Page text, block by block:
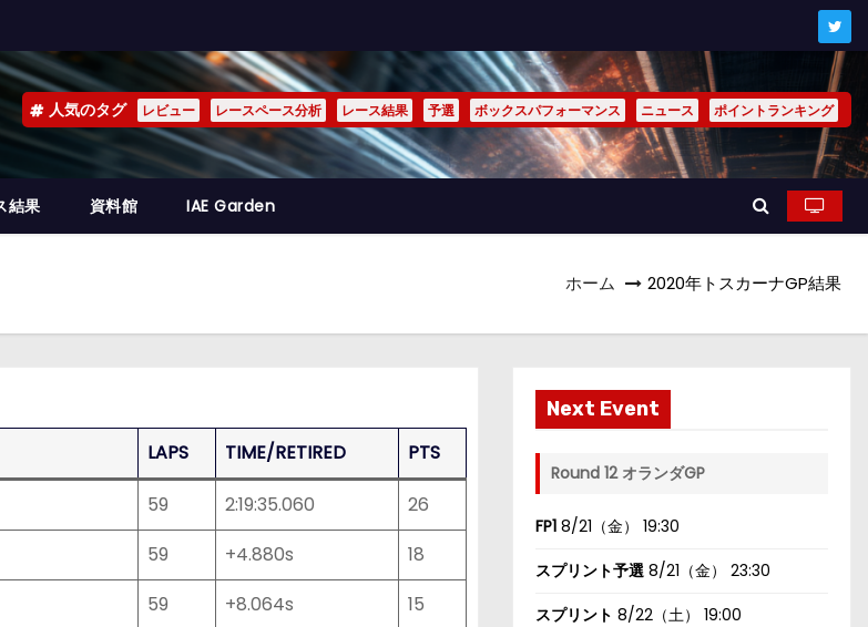
人気のタグ レビュー レースペース分析 レース結果 予選 ボックスパフォーマンス ニュース ポイントランキング
結果 資料館 IAE Garden
ホーム 2020年トスカーナGP結果
LAPS TIME/RETIRED PTS
59 2:19:35.060
26
59 +4.880s
18
59 +8.064s
15
Next Event
Round 12 オランダGP
FP1 8/21（金） 19:30
スプリント予選 8/21（金） 23:30
スプリント 8/22（土） 19:00